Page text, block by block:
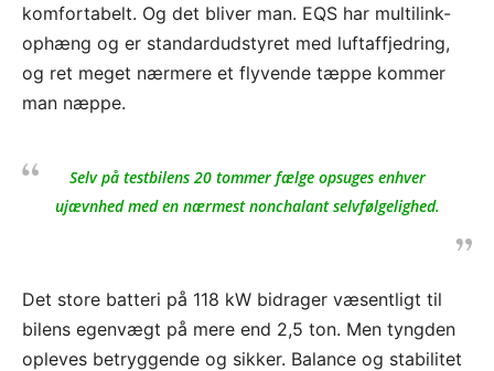
komfortabelt. Og det bliver man. EQS har multilink-
ophæng og er standardudstyret med luftaffjedring,
og ret meget nærmere et flyvende tæppe kommer
man næppe.
Selv på testbilens 20 tommer fælge opsuges enhver
ujævnhed med en nærmest nonchalant selvfølgelighed.
Det store batteri på 118 kW bidrager væsentligt til
bilens egenvægt på mere end 2,5 ton. Men tyngden
opleves betryggende og sikker. Balance og stabilitet